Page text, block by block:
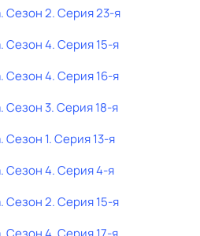
. Сезон 2. Серия 23-я
. Сезон 4. Серия 15-я
. Сезон 4. Серия 16-я
. Сезон 3. Серия 18-я
. Сезон 1. Серия 13-я
. Сезон 4. Серия 4-я
. Сезон 2. Серия 15-я